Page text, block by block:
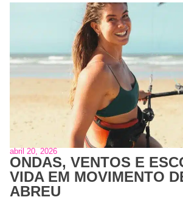
abril 20, 2026
ONDAS, VENTOS E
VIDA EM MOVIMENTO
ABREU